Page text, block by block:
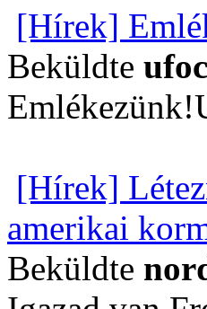
[Hírek]
Beküldte
[Hírek]
amerikai
Beküldte